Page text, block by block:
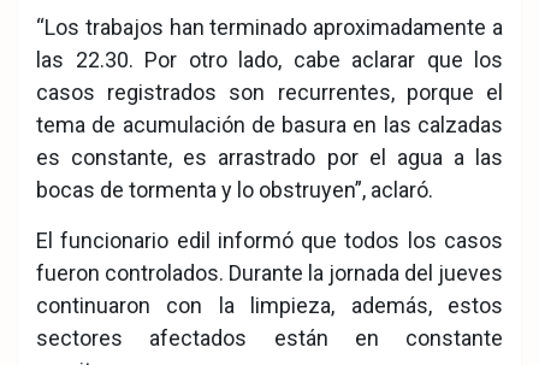
“Los trabajos han terminado aproximadamente a
las 22.30. Por otro lado, cabe aclarar que los
casos registrados son recurrentes, porque el
tema de acumulación de basura en las calzadas
es constante, es arrastrado por el agua a las
bocas de tormenta y lo obstruyen”, aclaró.
El funcionario edil informó que todos los casos
fueron controlados. Durante la jornada del jueves
continuaron con la limpieza, además, estos
sectores afectados están en constante